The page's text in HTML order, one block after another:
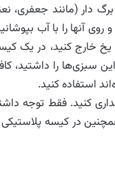
دار (مانند جعفری،
آنها را با آب
خارج کنید، در یک
سبزی‌ها را داشتید،
استفاده کنید.
کنید. فقط توجه
در کیسه پلاستیکی